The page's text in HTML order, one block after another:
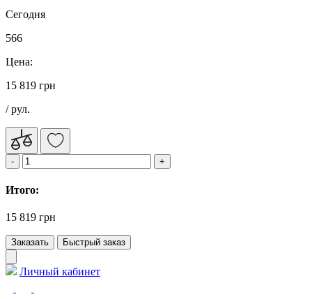
Сегодня
566
Цена:
15 819 грн
/ рул.
Итого:
15 819 грн
Заказать Быстрый заказ
Личный кабинет